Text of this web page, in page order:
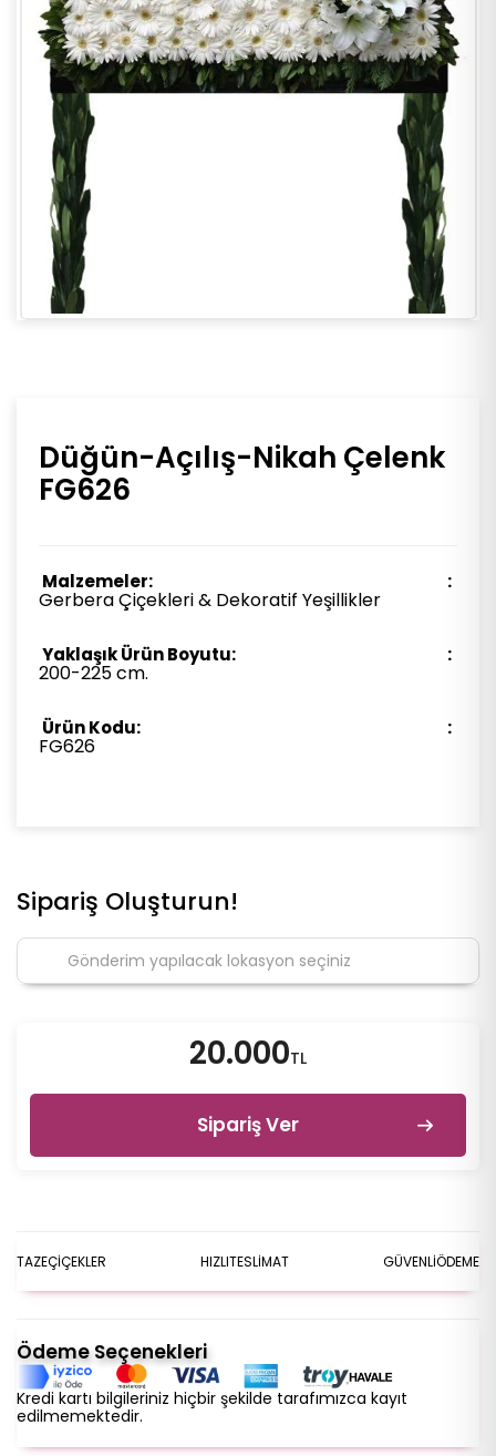
Düğün-Açılış-Nikah Çelenk
FG626
Malzemeler:
Gerbera Çiçekleri & Dekoratif Yeşillikler
Yaklaşık Ürün Boyutu:
200-225 cm.
Ürün Kodu:
FG626
Sipariş Oluşturun!
20.000TL
Sipariş Ver
TAZEÇİÇEKLER HIZLITESLİMAT GÜVENLİÖDEME
Ödeme Seçenekleri
Kredi kartı bilgileriniz hiçbir şekilde tarafımızca kayıt
edilmemektedir.